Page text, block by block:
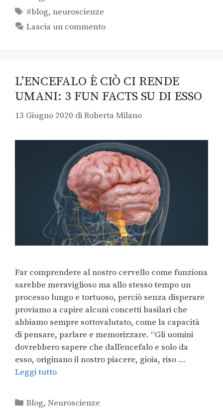
#blog,neuroscienze
Lascia un commento
L’ENCEFALO È CIÒ CI RENDE
UMANI: 3 FUN FACTS SU DI ESSO
13 Giugno 2020 diRoberta Milano
Far comprendere al nostro cervello come funziona
sarebbe meraviglioso ma allo stesso tempo un
processo lungo e tortuoso, perciò senza disperare
proviamo a capire alcuni concetti basilari che
abbiamo sempre sottovalutato, come la capacità
di pensare, parlare e memorizzare. “Gli uomini
dovrebbero sapere che dall’encefalo e solo da
esso, originano il nostro piacere, gioia, riso …
Leggi tutto
Blog,Neuroscienze